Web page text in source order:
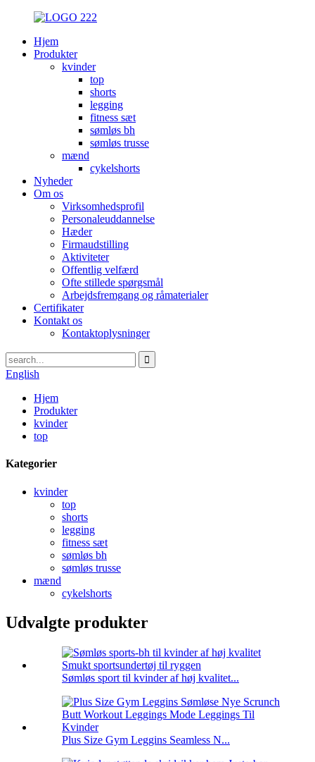
Hjem
Produkter
kvinder
top
shorts
legging
fitness sæt
sømløs bh
sømløs trusse
mænd
cykelshorts
Nyheder
Om os
Virksomhedsprofil
Personaleuddannelse
Hæder
Firmaudstilling
Aktiviteter
Offentlig velfærd
Ofte stillede spørgsmål
Arbejdsfremgang og råmaterialer
Certifikater
Kontakt os
Kontaktoplysninger
English
Hjem
Produkter
kvinder
top
Kategorier
kvinder
top
shorts
legging
fitness sæt
sømløs bh
sømløs trusse
mænd
cykelshorts
Udvalgte produkter
Sømløs sport til kvinder af høj kvalitet...
Plus Size Gym Leggins Seamless N...